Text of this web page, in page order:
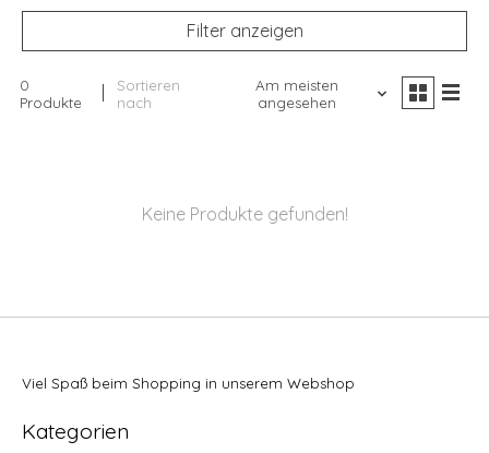
Filter anzeigen
0
Produkte
Sortieren
nach
Am meisten
angesehen
Keine Produkte gefunden!
Viel Spaß beim Shopping in unserem Webshop
Kategorien